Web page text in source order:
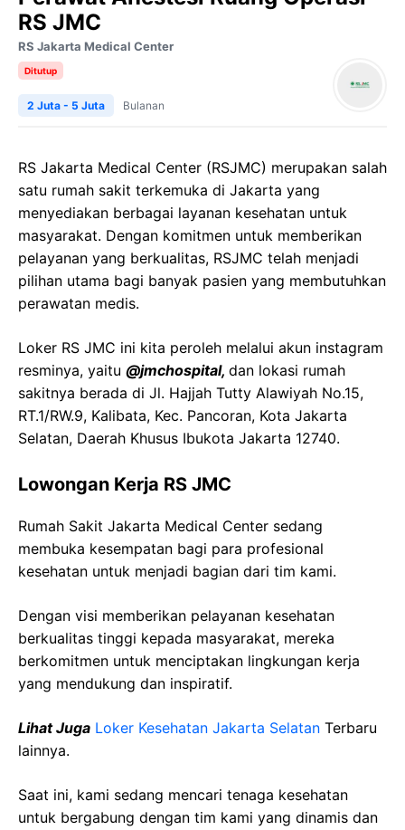
RS JMC
RS Jakarta Medical Center
Ditutup
2 Juta - 5 Juta Bulanan
RS Jakarta Medical Center (RSJMC) merupakan salah
satu rumah sakit terkemuka di Jakarta yang
menyediakan berbagai layanan kesehatan untuk
masyarakat. Dengan komitmen untuk memberikan
pelayanan yang berkualitas, RSJMC telah menjadi
pilihan utama bagi banyak pasien yang membutuhkan
perawatan medis.
Loker RS JMC ini kita peroleh melalui akun instagram
resminya, yaitu @jmchospital, dan lokasi rumah
sakitnya berada di Jl. Hajjah Tutty Alawiyah No.15,
RT.1/RW.9, Kalibata, Kec. Pancoran, Kota Jakarta
Selatan, Daerah Khusus Ibukota Jakarta 12740.
Lowongan Kerja RS JMC
Rumah Sakit Jakarta Medical Center sedang
membuka kesempatan bagi para profesional
kesehatan untuk menjadi bagian dari tim kami.
Dengan visi memberikan pelayanan kesehatan
berkualitas tinggi kepada masyarakat, mereka
berkomitmen untuk menciptakan lingkungan kerja
yang mendukung dan inspiratif.
Lihat Juga Loker Kesehatan Jakarta Selatan Terbaru
lainnya.
Saat ini, kami sedang mencari tenaga kesehatan
untuk bergabung dengan tim kami yang dinamis dan